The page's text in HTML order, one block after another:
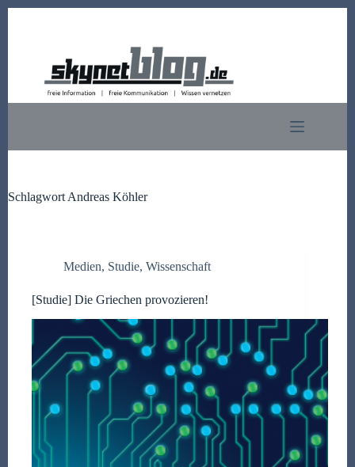
Schlagwort Andreas Köhler
Medien, Studie, Wissenschaft
[Studie] Die Griechen provozieren!